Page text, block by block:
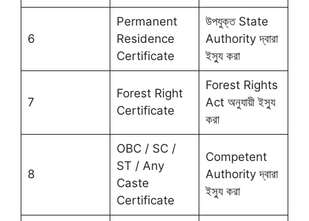
6
Permanent
Residence
Certificate
উপযুক্ত State
Authority দ্বারা
ইস্যু করা
7
Forest Right
Certificate
Forest Rights
Act অনুযায়ী ইস্যু
করা
8
OBC / SC /
ST / Any
Caste
Certificate
Competent
Authority দ্বারা
ইস্যু করা